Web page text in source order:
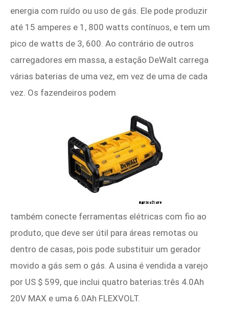
energia com ruído ou uso de gás. Ele pode produzir
até 15 amperes e 1, 800 watts contínuos, e tem um
pico de watts de 3, 600. Ao contrário de outros
carregadores em massa, a estação DeWalt carrega
várias baterias de uma vez, em vez de uma de cada
vez. Os fazendeiros podem
também conecte ferramentas elétricas com fio ao
produto, que deve ser útil para áreas remotas ou
dentro de casas, pois pode substituir um gerador
movido a gás sem o gás. A usina é vendida a varejo
por US $ 599, que inclui quatro baterias:três 4.0Ah
20V MAX e uma 6.0Ah FLEXVOLT.